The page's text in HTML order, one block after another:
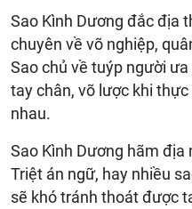
Sao Kình Dương đắc địa
chuyên về võ nghiệp,
Sao chủ về tuýp người
tay chân, võ lược khi
nhau.
Sao Kình Dương hãm
Triệt án ngữ, hay nhiều
sẽ khó tránh thoát được